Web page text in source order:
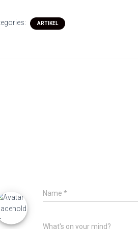
ARTIKEL
Name *
What's on your mind?